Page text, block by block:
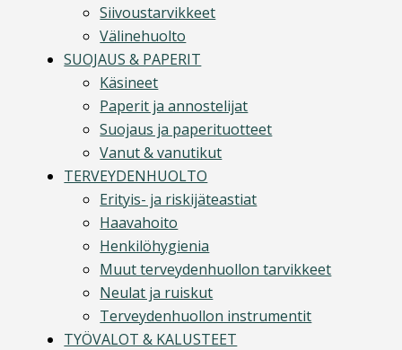
Siivoustarvikkeet
Välinehuolto
SUOJAUS & PAPERIT
Käsineet
Paperit ja annostelijat
Suojaus ja paperituotteet
Vanut & vanutikut
TERVEYDENHUOLTO
Erityis- ja riskijäteastiat
Haavahoito
Henkilöhygienia
Muut terveydenhuollon tarvikkeet
Neulat ja ruiskut
Terveydenhuollon instrumentit
TYÖVALOT & KALUSTEET